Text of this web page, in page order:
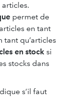
permet de
en tant
tant qu’articles
en stock si
stocks dans
s’il faut